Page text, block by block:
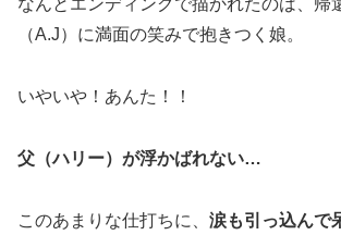
なんとエンディングで描かれたのは、帰
（A.J）に満面の笑みで抱きつく娘。
いやいや！あんた！！
父（ハリー）が浮かばれない…
このあまりな仕打ちに、 涙も引っ込んで